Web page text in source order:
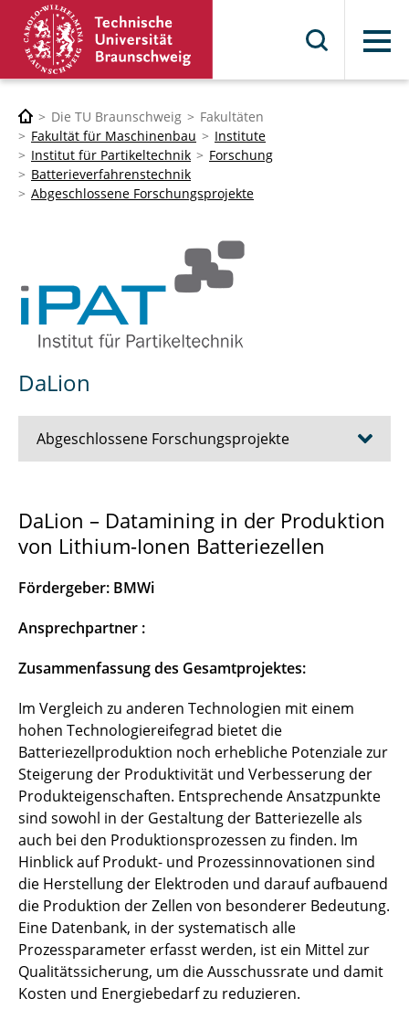
Menü
Die TU Braunschweig
Fakultäten
Fakultät für Maschinenbau
Institute
Institut für Partikeltechnik
Forschung
Batterieverfahrenstechnik
Abgeschlossene Forschungsprojekte
DaLion
Abgeschlossene Forschungsprojekte
BaSiS
BaSS
DaLion
DaLion 4.0
DEFACTO
3D-SSB
eKoZell
emkozell
Epic
EProFest
EVOLi²S
FB2 - Prod
DaLion – Datamining in der Produktion
von Lithium-Ionen Batteriezellen
Fördergeber: BMWi
Ansprechpartner :
Zusammenfassung des Gesamtprojektes:
Im Vergleich zu anderen Technologien mit einem
hohen Technologiereifegrad bietet die
Batteriezellproduktion noch erhebliche Potenziale zur
Steigerung der Produktivität und Verbesserung der
Produkteigenschaften. Entsprechende Ansatzpunkte
sind sowohl in der Gestaltung der Batteriezelle als
auch bei den Produktionsprozessen zu finden. Im
Hinblick auf Produkt- und Prozessinnovationen sind
die Herstellung der Elektroden und darauf aufbauend
die Produktion der Zellen von besonderer Bedeutung.
Eine Datenbank, in der systematisch alle
Prozessparameter erfasst werden, ist ein Mittel zur
Qualitätssicherung, um die Ausschussrate und damit
Kosten und Energiebedarf zu reduzieren.